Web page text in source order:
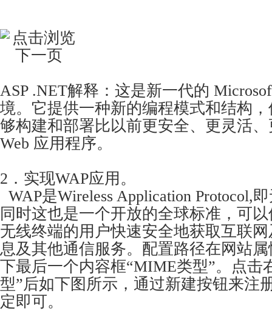
ASP .NET解释：这是新一代的
境。它提供一种新的编程模式和结构，
够构建和部署比以前更安全、更灵活
Web 应用程序。
2．实现WAP应用。
WAP是Wireless Application Protocol,
同时这也是一个开放的全球标准，可
无线终端的用户快速安全地获取互联
息及其他通信服务。配置路径在网站
下最后一个内容框“MIME类型”。点击
型”后如下图所示，通过新建按钮来注
定即可。